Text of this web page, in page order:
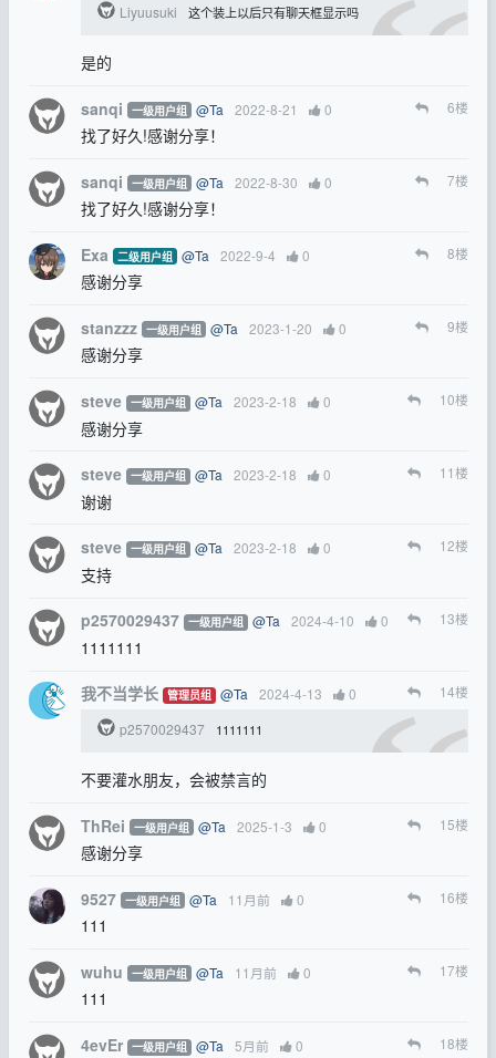
Liyuusuki
这个装上以后只有聊天框显示吗
是的
sanqi 一级用户组 @Ta 2022-8-21 0 6楼
找了好久!感谢分享！
sanqi 一级用户组 @Ta 2022-8-30 0 7楼
找了好久!感谢分享！
Exa 二级用户组 @Ta 2022-9-4 0 8楼
感谢分享
stanzzz 一级用户组 @Ta 2023-1-20 0 9楼
感谢分享
steve 一级用户组 @Ta 2023-2-18 0 10楼
感谢分享
steve 一级用户组 @Ta 2023-2-18 0 11楼
谢谢
steve 一级用户组 @Ta 2023-2-18 0 12楼
支持
p2570029437 一级用户组 @Ta 2024-4-10 0 13楼
1111111
我不当学长 管理员组 @Ta 2024-4-13 0 14楼
p2570029437
1111111
不要灌水朋友，会被禁言的
ThRei 一级用户组 @Ta 2025-1-3 0 15楼
感谢分享
9527 一级用户组 @Ta 11月前 0 16楼
111
wuhu 一级用户组 @Ta 11月前 0 17楼
111
4evEr 一级用户组 @Ta 5月前 0 18楼